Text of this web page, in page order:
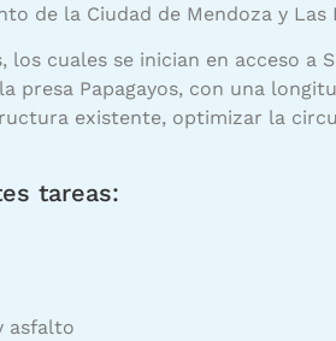
de la Ciudad de Mendoza y
cuales se inician en acceso a
presa Papagayos, con una
existente, optimizar la
tareas:
asfalto